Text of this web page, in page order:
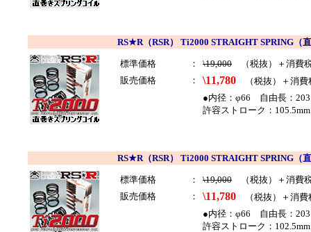
RS★R（RSR） Ti2000 STRAIGHT SPRING
標準価格 ： \19,000 （税抜）＋消費
販売価格
： \11,780 （税抜）＋消費
●内径：φ66 自由長：
許容ストローク：
RS★R（RSR） Ti2000 STRAIGHT SPRING
標準価格 ： \19,000 （税抜）＋消費
販売価格
： \11,780 （税抜）＋消費
●内径：φ66 自由長：
許容ストローク：